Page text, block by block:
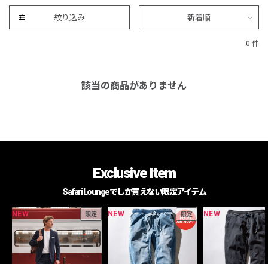
絞り込み 新着順
0 件
該当の商品がありません
Exclusive Item
Safari Loungeでしか買えない限定アイテム
NEW 限定 NEW 限定 NEW